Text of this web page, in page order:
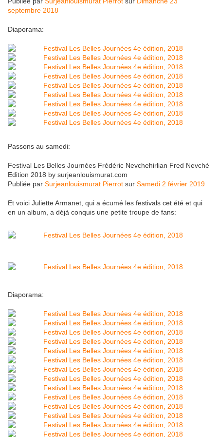
septembre 2018
Diaporama:
Passons au samedi:
Festival Les Belles Journées Frédéric Nevchehirlian Fred Nevché
Edition 2018 by surjeanlouismurat.com
Publiée par Surjeanlouismurat Pierrot sur Samedi 2 février 2019
Et voici Juliette Armanet, qui a écumé les festivals cet été et qui
en un album, a déjà conquis une petite troupe de fans:
Diaporama: